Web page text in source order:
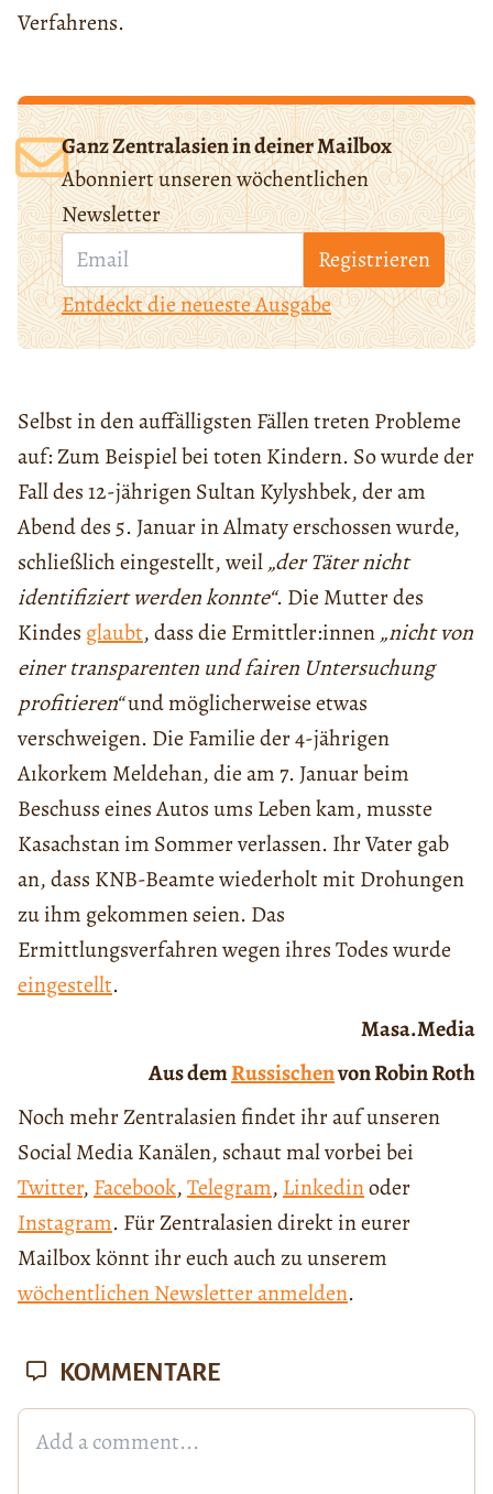
Verfahrens.
Ganz Zentralasien in deiner Mailbox
Abonniert unseren wöchentlichen
Newsletter
Registrieren
Entdeckt die neueste Ausgabe
Selbst in den auffälligsten Fällen treten Probleme
auf: Zum Beispiel bei toten Kindern. So wurde der
Fall des 12-jährigen Sultan Kylyshbek, der am
Abend des 5. Januar in Almaty erschossen wurde,
schließlich eingestellt, weil„der Täter nicht
identifiziert werden konnte“. Die Mutter des
Kindes glaubt, dass die Ermittler:innen„nicht von
einer transparenten und fairen Untersuchung
profitieren“und möglicherweise etwas
verschweigen. Die Familie der 4-jährigen
Aıkorkem Meldehan, die am 7. Januar beim
Beschuss eines Autos ums Leben kam, musste
Kasachstan im Sommer verlassen. Ihr Vater gab
an, dass KNB-Beamte wiederholt mit Drohungen
zu ihm gekommen seien. Das
Ermittlungsverfahren wegen ihres Todes wurde
eingestellt.
Masa.Media
Aus demRussischenvon Robin Roth
Noch mehr Zentralasien findet ihr auf unseren
Social Media Kanälen, schaut mal vorbei bei
Twitter, Facebook,Telegram, Linkedinoder
Instagram. Für Zentralasien direkt in eurer
Mailbox könnt ihr euch auch zu unserem
wöchentlichen Newsletter anmelden.
KOMMENTARE